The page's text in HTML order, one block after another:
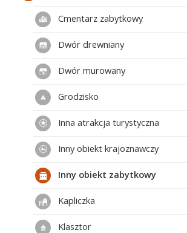
Cmentarz zabytkowy
Dwór drewniany
Dwór murowany
Grodzisko
Inna atrakcja turystyczna
Inny obiekt krajoznawczy
Inny obiekt zabytkowy
Kapliczka
Klasztor